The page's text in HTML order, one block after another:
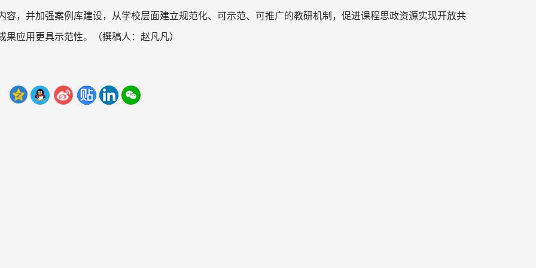
容，并加强案例库建设，从学校层面建立规范化、可示范、可推广的教研机制，促进课程思政资源实现开放共
果应用更具示范性。 （撰稿人：赵凡凡）